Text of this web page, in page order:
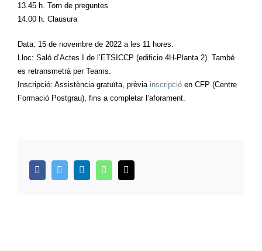
13.45 h. Torn de preguntes
14.00 h. Clausura
Data: 15 de novembre de 2022 a les 11 hores.
Lloc: Saló d’Actes I de l’ETSICCP (edificio 4H-Planta 2). També
es retransmetrà per Teams.
Inscripció: Assistència gratuïta, prèvia inscripció en CFP (Centre
Formació Postgrau), fins a completar l’aforament.
facebooktwitter linkedin whatsapp